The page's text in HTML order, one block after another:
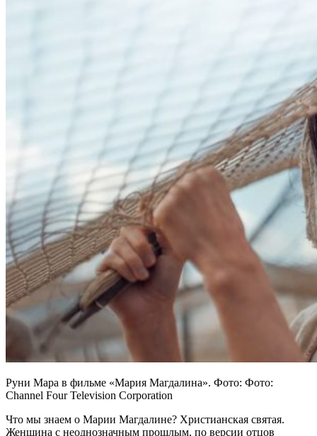
Руни Мара в фильме «Мария Магдалина». Фото: Фото:
Channel Four Television Corporation
Что мы знаем о Марии Магдалине? Христианская святая.
Женщина с неоднозначным прошлым, по версии отцов